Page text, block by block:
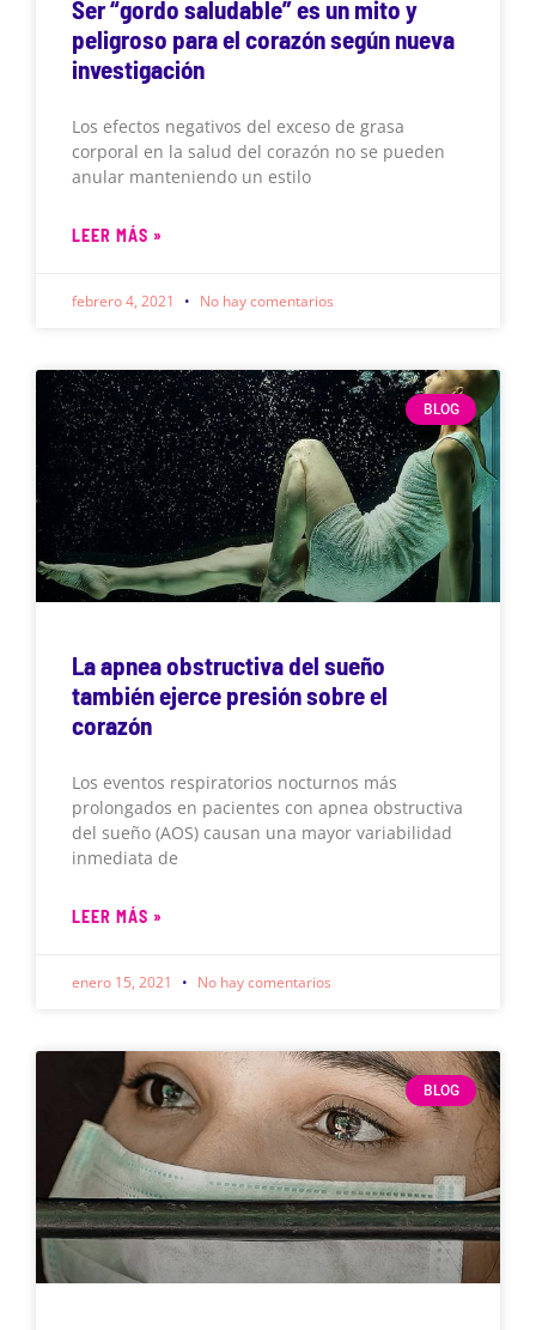
Ser “gordo saludable” es un mito y
peligroso para el corazón según nueva
investigación
Los efectos negativos del exceso de grasa
corporal en la salud del corazón no se pueden
anular manteniendo un estilo
LEER MÁS »
febrero 4, 2021 No hay comentarios
BLOG
La apnea obstructiva del sueño
también ejerce presión sobre el
corazón
Los eventos respiratorios nocturnos más
prolongados en pacientes con apnea obstructiva
del sueño (AOS) causan una mayor variabilidad
inmediata de
LEER MÁS »
enero 15, 2021 No hay comentarios
BLOG